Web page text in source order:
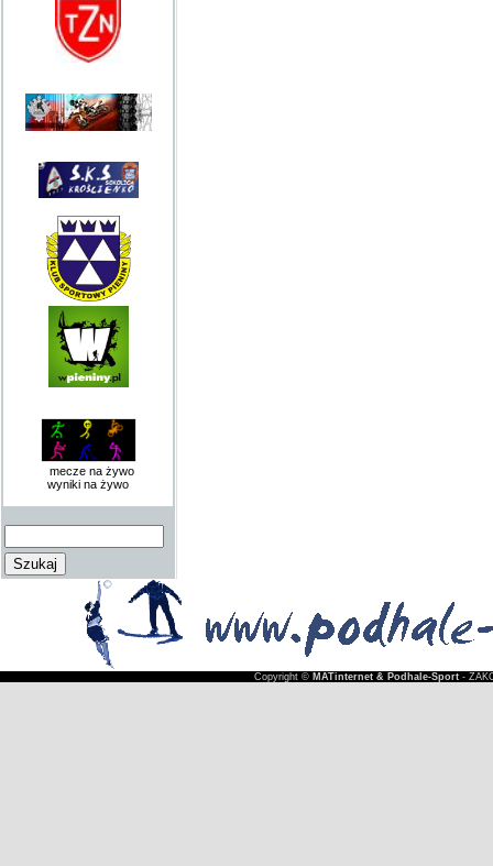
mecze na żywo
wyniki na żywo
Copyright © MATinternet & Podhale-Sport-